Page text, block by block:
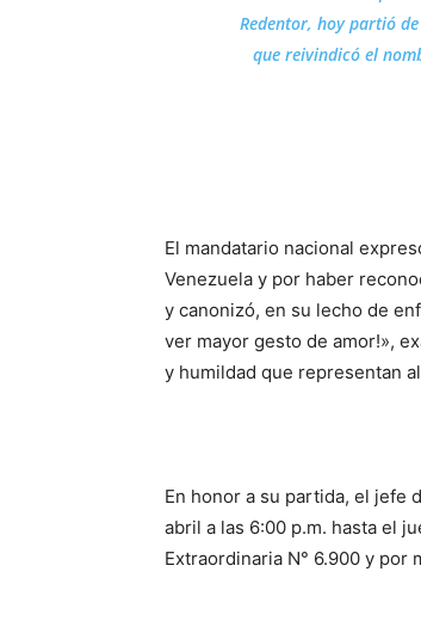
Redentor, hoy partió
que reivindicó el
El mandatario nacional
Venezuela y por haber
y canonizó, en su lecho de
ver mayor gesto de amor!»,
y humildad que representan
En honor a su partida, el jefe
abril a las 6:00 p.m. hasta el
Extraordinaria N° 6.900 y por